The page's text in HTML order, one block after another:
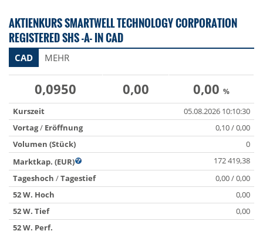
AKTIENKURS SMARTWELL TECHNOLOGY CORPORATION
REGISTERED SHS -A- IN CAD
CAD MEHR
0,0950 0,00 0,00 %
Kurszeit
05.08.2026 10:10:30
Vortag/ Eröffnung
0,10 / 0,00
Volumen (Stück)
0
Marktkap. (EUR)
172 419,38
Tageshoch /Tagestief
0,00 / 0,00
52 W. Hoch
0,00
52 W. Tief
0,00
52 W. Perf.